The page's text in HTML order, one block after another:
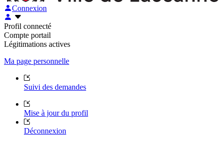
Connexion
Profil connecté
Compte portail
Légitimations actives
Ma page personnelle
Suivi des demandes
Mise à jour du profil
Déconnexion